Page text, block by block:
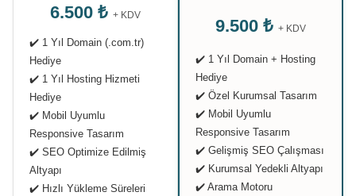
6.500 ₺ + KDV
✔️ 1 Yıl Domain (.com.tr)
Hediye
✔️ 1 Yıl Hosting Hizmeti
Hediye
✔️ Mobil Uyumlu
Responsive Tasarım
✔️ SEO Optimize Edilmiş
Altyapı
✔️ Hızlı Yükleme Süreleri
9.500 ₺ + KDV
✔️ 1 Yıl Domain + Hosting
Hediye
✔️ Özel Kurumsal Tasarım
✔️ Mobil Uyumlu
Responsive Tasarım
✔️ Gelişmiş SEO Çalışması
✔️ Kurumsal Yedekli Altyapı
✔️ Arama Motoru